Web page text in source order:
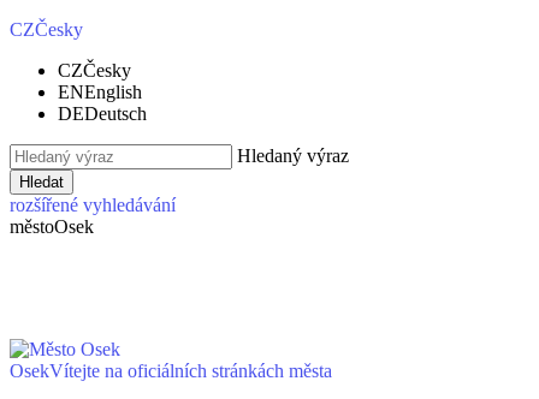
CZČesky
CZČesky
ENEnglish
DEDeutsch
Hledaný výraz
Hledat
rozšířené vyhledávání
městoOsek
OsekVítejte na oficiálních stránkách města